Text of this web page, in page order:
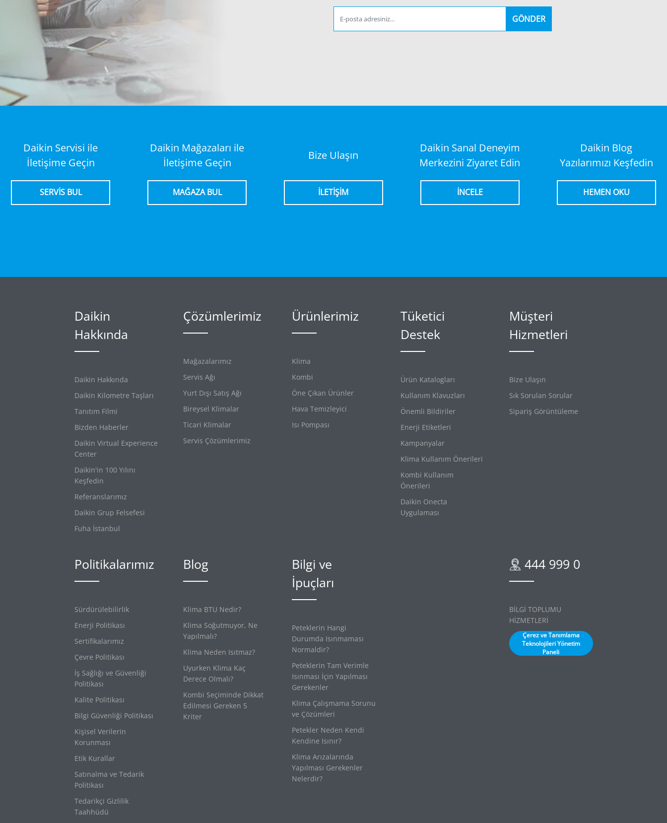
GÖNDER
Daikin Servisi ile
İletişime Geçin
SERVİS BUL
Daikin Mağazaları ile
İletişime Geçin
MAĞAZA BUL
Bize Ulaşın
İLETİŞİM
Daikin Sanal Deneyim
Merkezini Ziyaret Edin
İNCELE
Daikin Blog
Yazılarımızı Keşfedin
HEMEN OKU
Daikin
Hakkında
Daikin Hakkında
Daikin Kilometre Taşları
Tanıtım Filmi
Bizden Haberler
Daikin Virtual Experience
Center
Daikin'in 100 Yılını
Keşfedin
Referanslarımız
Daikin Grup Felsefesi
Fuha İstanbul
Politikalarımız
Sürdürülebilirlik
Enerji Politikası
Sertifikalarımız
Çevre Politikası
İş Sağlığı ve Güvenliği
Politikası
Kalite Politikası
Bilgi Güvenliği Politikası
Kişisel Verilerin
Korunması
Etik Kurallar
Satınalma ve Tedarik
Politikası
Tedarikçi Gizlilik
Taahhüdü
Çözümlerimiz
Mağazalarımız
Servis Ağı
Yurt Dışı Satış Ağı
Bireysel Klimalar
Ticari Klimalar
Servis Çözümlerimiz
Blog
Klima BTU Nedir?
Klima Soğutmuyor, Ne
Yapılmalı?
Klima Neden Isıtmaz?
Uyurken Klima Kaç
Derece Olmalı?
Kombi Seçiminde Dikkat
Edilmesi Gereken 5
Kriter
Ürünlerimiz
Klima
Kombi
Öne Çıkan Ürünler
Hava Temizleyici
Isı Pompası
Bilgi ve
İpuçları
Peteklerin Hangi
Durumda Isınmaması
Normaldir?
Peteklerin Tam Verimle
Isınması İçin Yapılması
Gerekenler
Klima Çalışmama Sorunu
ve Çözümleri
Petekler Neden Kendi
Kendine Isınır?
Klima Arızalarında
Yapılması Gerekenler
Nelerdir?
Tüketici
Destek
Ürün Katalogları
Kullanım Klavuzları
Önemli Bildiriler
Enerji Etiketleri
Kampanyalar
Klima Kullanım Önerileri
Kombi Kullanım
Önerileri
Daikin Onecta
Uygulaması
Müşteri
Hizmetleri
Bize Ulaşın
Sık Sorulan Sorular
Sipariş Görüntüleme
444 999 0
BİLGİ TOPLUMU
HİZMETLERİ
Çerez ve Tanımlama
Teknolojileri Yönetim
Paneli